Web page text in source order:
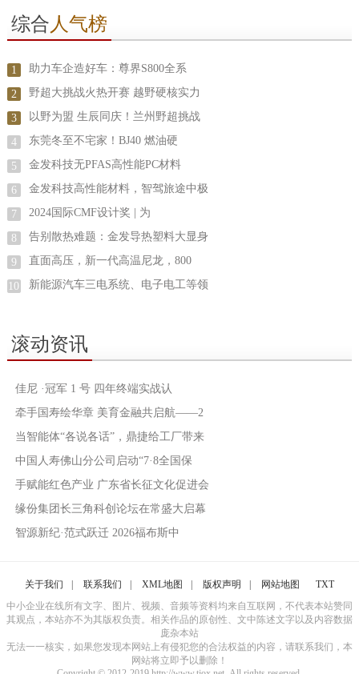
综合 人气榜
1 助力车企造好车：尊界S800全系
2 野超大挑战火热开赛 越野硬核实力
3 以野为盟 生辰同庆！兰州野超挑战
4 东莞冬至不宅家！BJ40 燃油硬
5 金发科技无PFAS高性能PC材料
6 金发科技高性能材料，智驾旅途中极
7 2024国际CMF设计奖 | 为
8 告别散热难题：金发导热塑料大显身
9 直面高压，新一代高温尼龙，800
10 新能源汽车三电系统、电子电工等领
滚动资讯
佳尼 ·冠军 1 号 四年终端实战认
牵手国寿绘华章 美育金融共启航——2
当智能体“各说各话”，鼎捷给工厂带来
中国人寿佛山分公司启动“7·8全国保
手赋能红色产业 广东省长征文化促进会
缘份集团长三角科创论坛在常盛大启幕
智源新纪·范式跃迁 2026福布斯中
关于我们 联系我们 XML地图 版权声明 网站地图
TXT
中小企业在线所有文字、图片、视频、音频等资料均来自互联网，不代表本站赞同
其观点，本站亦不为其版权负责。相关作品的原创性、文中陈述文字以及内容数据
庞杂本站
无法一一核实，如果您发现本网站上有侵犯您的合法权益的内容，请联系我们，本
网站将立即予以删除！